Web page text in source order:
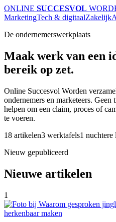
ONLINE SUCCESVOL
MarketingTech & digitaalZakelijk
De ondernemerswerkplaats
Maak werk van een
bereik op zet.
Online Succesvol Worden
ondernemers en marketeers.
helpen om een claim, proces of
te voeren.
18 artikelen3 werktafels1 nuchtere
Nieuw gepubliceerd
Nieuwe artikelen
1